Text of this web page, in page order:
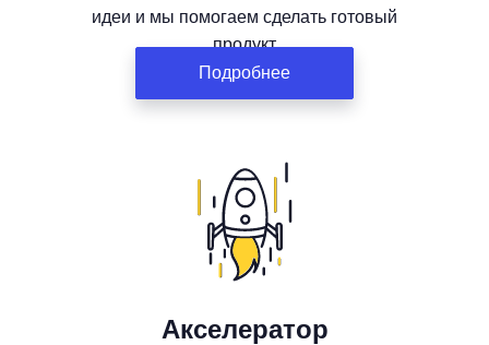
идеи и мы помогаем сделать готовый
продукт
Акселератор
Подробнее